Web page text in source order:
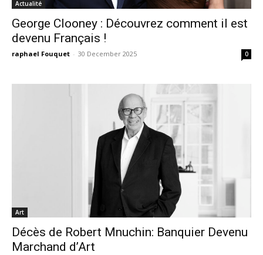
Actualité
George Clooney : Découvrez comment il est
devenu Français !
raphael Fouquet - 30 December 2025 0
Art
Décès de Robert Mnuchin: Banquier Devenu
Marchand d’Art